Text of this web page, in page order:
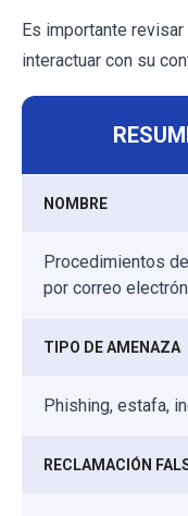
Es importante
interactuar con su
NOMBRE
Procedimientos
por correo
TIPO DE AMENAZA
Phishing, estafa,
RECLAMACIÓN